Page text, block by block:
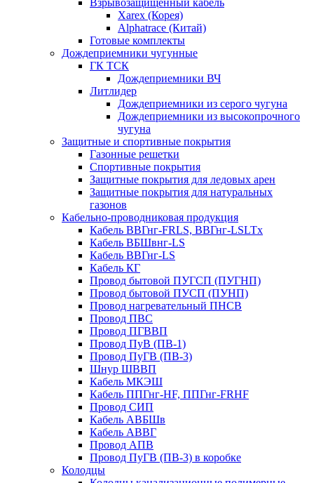
Xarex (Корея)
Alphatrace (Китай)
Готовые комплекты
Дождеприемники чугунные
ГК ТСК
Дождеприемники ВЧ
Литлидер
Дождеприемники из серого чугуна
Дождеприемники из высокопрочного
чугуна
Защитные и спортивные покрытия
Газонные решетки
Спортивные покрытия
Защитные покрытия для ледовых арен
Защитные покрытия для натуральных
газонов
Кабельно-проводниковая продукция
Кабель ВВГнг-FRLS, ВВГнг-LSLTx
Кабель ВБШвнг-LS
Кабель ВВГнг-LS
Кабель КГ
Провод бытовой ПУГСП (ПУГНП)
Провод бытовой ПУСП (ПУНП)
Провод нагревательный ПНСВ
Провод ПВС
Провод ПГВВП
Провод ПуВ (ПВ-1)
Провод ПуГВ (ПВ-3)
Шнур ШВВП
Кабель МКЭШ
Кабель ППГнг-HF, ППГнг-FRHF
Провод СИП
Кабель АВБШв
Кабель АВВГ
Провод АПВ
Провод ПуГВ (ПВ-3) в коробке
Колодцы